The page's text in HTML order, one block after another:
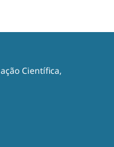
Científica,